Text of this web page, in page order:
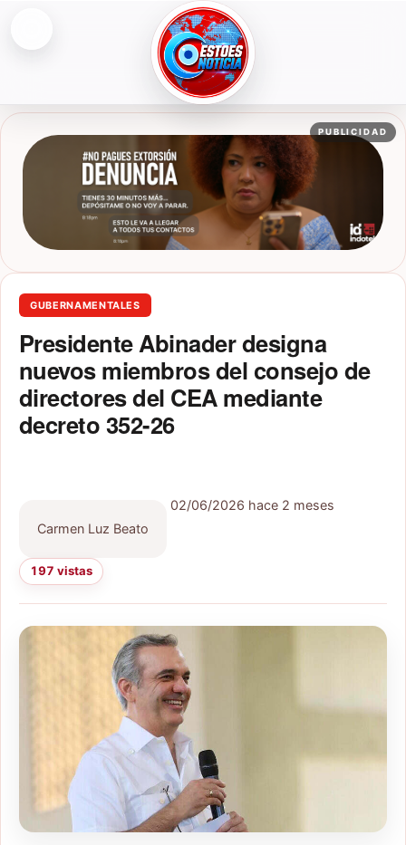
ESTOESNOTICIA|NOTICIAS
PUBLICIDAD
GUBERNAMENTALES
Presidente Abinader designa
nuevos miembros del consejo de
directores del CEA mediante
decreto 352-26
Carmen Luz Beato
02/06/2026 hace 2 meses
197 vistas